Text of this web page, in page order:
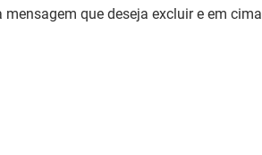
que deseja excluir e em cima